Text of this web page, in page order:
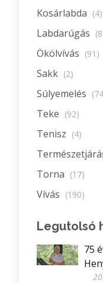
Kosárlabda (4)
Labdarúgás
Ökölvívás (91)
Sakk (2)
Súlyemelés
Teke (92)
Tenisz (4)
Torna (17)
Vívás (190)
Legutolsó
75